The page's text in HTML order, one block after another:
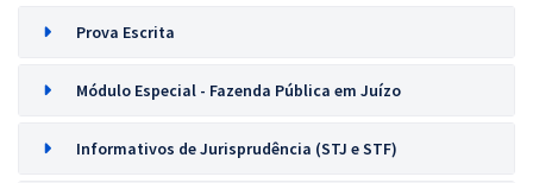
Prova Escrita
Módulo Especial - Fazenda Pública em Juízo
Informativos de Jurisprudência (STJ e STF)